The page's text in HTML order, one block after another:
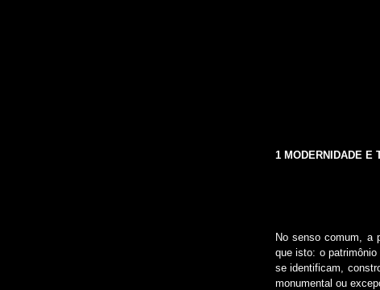
1 MODERNIDADE E
No senso comum, a
que isto: o
se identificam,
monumental ou